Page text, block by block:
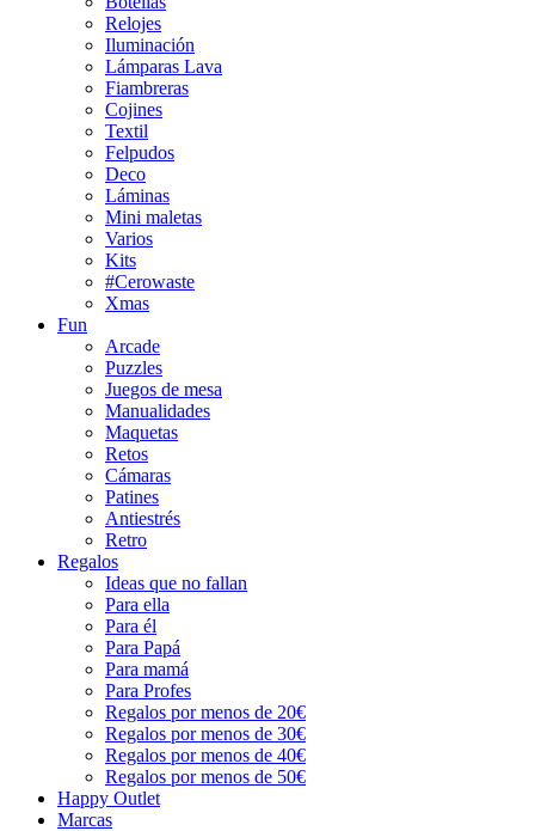
Relojes
Iluminación
Lámparas Lava
Fiambreras
Cojines
Textil
Felpudos
Deco
Láminas
Mini maletas
Varios
Kits
#Cerowaste
Xmas
Fun
Arcade
Puzzles
Juegos de mesa
Manualidades
Maquetas
Retos
Cámaras
Patines
Antiestrés
Retro
Regalos
Ideas que no fallan
Para ella
Para él
Para Papá
Para mamá
Para Profes
Regalos por menos de 20€
Regalos por menos de 30€
Regalos por menos de 40€
Regalos por menos de 50€
Happy Outlet
Marcas